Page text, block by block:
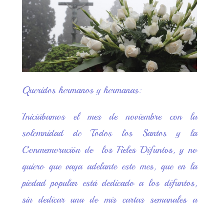
m
rti
r
Queridos hermanos y hermanas:
Iniciábamos el mes de noviembre con la
solemnidad de Todos los Santos y la
Conmemoración de los Fieles Difuntos, y no
quiero que vaya adelante este mes, que en la
piedad popular está dedicado a los difuntos,
sin dedicar una de mis cartas semanales a